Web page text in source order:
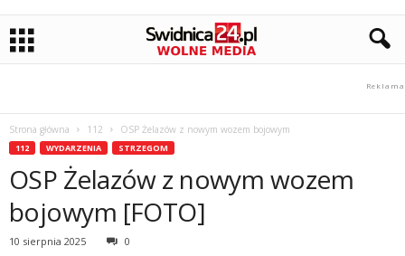
Strona główna 112 OSP Żelazów z nowym wozem bojowym
112 WYDARZENIA STRZEGOM
OSP Żelazów z nowym wozem
bojowym [FOTO]
10 sierpnia 2025 0